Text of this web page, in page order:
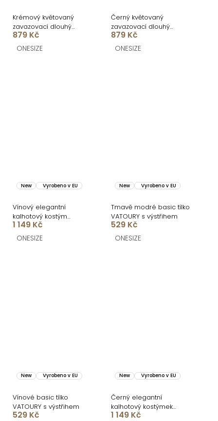
Krémový květovaný
zavazovací dlouhý
cardigan PORTYS
879 Kč
ONESIZE
Černý květovaný
zavazovací dlouhý
cardigan PORTYS
879 Kč
ONESIZE
New Vyrobeno v EU
Vínový elegantní
kalhotový kostým
STRENEA
1 149 Kč
ONESIZE
New Vyrobeno v EU
Tmavě modré basic tílko
VATOURY s výstřihem
529 Kč
ONESIZE
New Vyrobeno v EU
Vínové basic tílko
VATOURY s výstřihem
529 Kč
New Vyrobeno v EU
Černý elegantní
kalhotový kostýmek
STRENEA
1 149 Kč